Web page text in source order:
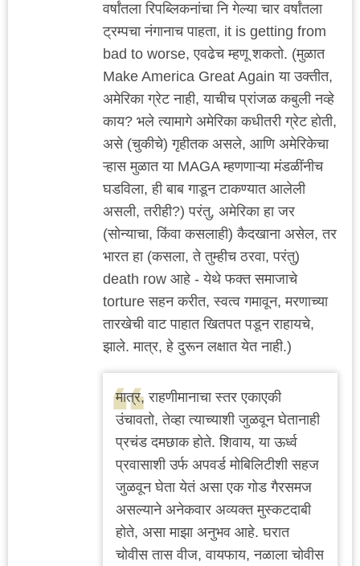
वर्षांतला रिपब्लिकनांचा नि गेल्या चार वर्षांतला
ट्रम्पचा नंगानाच पाहता, it is getting from
bad to worse, एवढेच म्हणू शकतो. (मुळात
Make America Great Again या उक्तीत,
अमेरिका ग्रेट नाही, याचीच प्रांजळ कबुली नव्हे
काय? भले त्यामागे अमेरिका कधीतरी ग्रेट होती,
असे (चुकीचे) गृहीतक असले, आणि अमेरिकेचा
ऱ्हास मुळात या MAGA म्हणणाऱ्या मंडळींनीच
घडविला, ही बाब गाडून टाकण्यात आलेली
असली, तरीही?) परंतु, अमेरिका हा जर
(सोन्याचा, किंवा कसलाही) कैदखाना असेल, तर
भारत हा (कसला, ते तुम्हीच ठरवा, परंतु)
death row आहे - येथे फक्त समाजाचे
torture सहन करीत, स्वत्व गमावून, मरणाच्या
तारखेची वाट पाहात खितपत पडून राहायचे,
झाले. मात्र, हे दुरून लक्षात येत नाही.)
मात्र, राहणीमानाचा स्तर एकाएकी
उंचावतो, तेव्हा त्याच्याशी जुळवून घेतानाही
प्रचंड दमछाक होते. शिवाय, या ऊर्ध्व
प्रवासाशी उर्फ अपवर्ड मोबिलिटीशी सहज
जुळवून घेता येतं असा एक गोड गैरसमज
असल्याने अनेकवार अव्यक्त मुस्कटदाबी
होते, असा माझा अनुभव आहे. घरात
चोवीस तास वीज, वायफाय, नळाला चोवीस